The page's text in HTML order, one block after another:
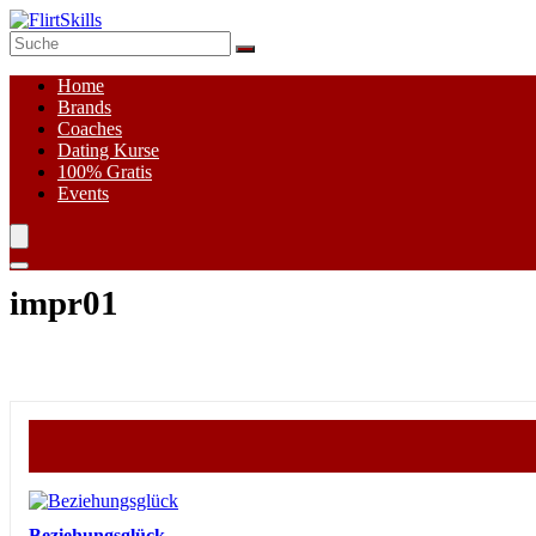
Home
Brands
Coaches
Dating Kurse
100% Gratis
Events
impr01